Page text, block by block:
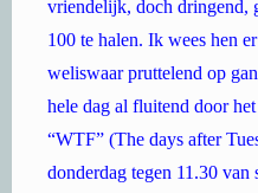
vriendelijk, doch dringend,
100 te halen. Ik wees hen
weliswaar pruttelend op
hele dag al fluitend door
“WTF” (The days after
donderdag tegen 11.30